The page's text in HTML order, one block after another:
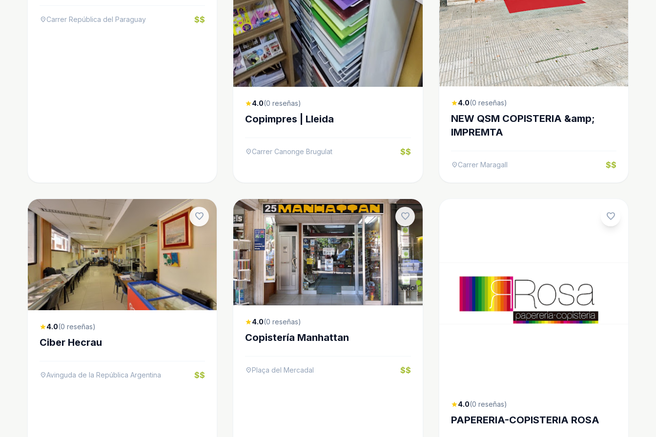
location_onCarrer República del Paraguay $$
star4.0(0 reseñas)
Copimpres | Lleida
location_onCarrer Canonge Brugulat $$
star4.0(0 reseñas)
NEW QSM COPISTERIA &amp;
IMPREMTA
location_onCarrer Maragall $$
favorite
star4.0(0 reseñas)
Ciber Hecrau
location_onAvinguda de la República Argentina $$
favorite
star4.0(0 reseñas)
Copistería Manhattan
location_onPlaça del Mercadal $$
favorite
star4.0(0 reseñas)
PAPERERIA-COPISTERIA ROSA